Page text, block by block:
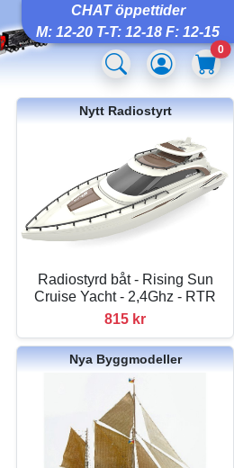
CHAT öppettider
M: 12-20 T-T: 12-18 F: 12-15
0
Nytt Radiostyrt
Radiostyrd båt - Rising Sun
Cruise Yacht - 2,4Ghz - RTR
815 kr
Nya Byggmodeller